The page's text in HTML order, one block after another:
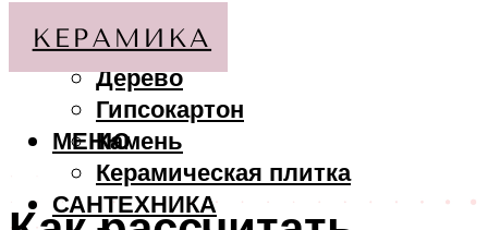
МАТЕРИАЛЫ
Дерево
Гипсокартон
Камень
Керамическая плитка
САНТЕХНИКА
МЕНЮ